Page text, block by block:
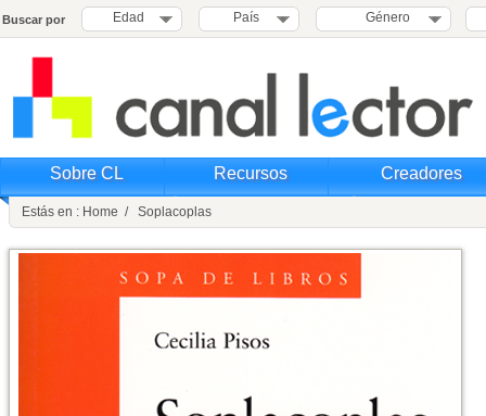
Buscar por Edad País Género
Sobre CL Recursos Creadores
Estás en : Home / Soplacoplas